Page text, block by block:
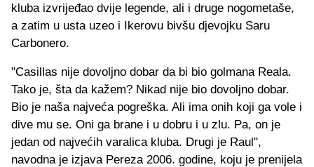
kluba izvrijeđao dvije legende, ali i druge nogometaše,
a zatim u usta uzeo i Ikerovu bivšu djevojku Saru
Carbonero.
"Casillas nije dovoljno dobar da bi bio golmana Reala.
Tako je, šta da kažem? Nikad nije bio dovoljno dobar.
Bio je naša najveća pogreška. Ali ima onih koji ga vole i
dive mu se. Oni ga brane i u dobru i u zlu. Pa, on je
jedan od najvećih varalica kluba. Drugi je Raul",
navodna je izjava Pereza 2006. godine, koju je prenijela